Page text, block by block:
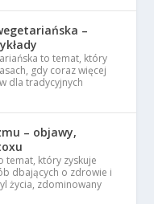
–
to temat, który
gdy coraz więcej
dla tradycyjnych
– objawy,
temat, który zyskuje
dbających o zdrowie i
życia, zdominowany